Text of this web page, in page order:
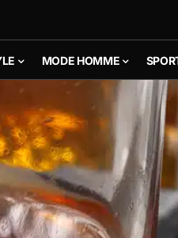
MODE HOMME